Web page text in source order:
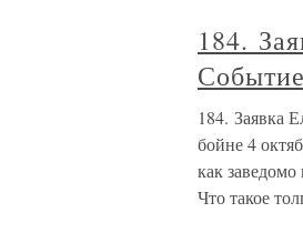
184.
Событие
184. Заявка
бойне 4
как
Что такое